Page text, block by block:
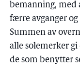
bemanning, med
færre avganger
Summen av
alle solemerker
de som benytter